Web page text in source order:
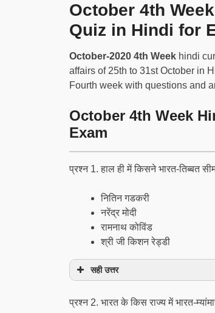
October 4th
Quiz in Hindi for
October-2020 4th Week hindi
affairs of 25th to 31st October in
Fourth week with questions and
October 4th Week
Exam
प्रश्न 1. हाल ही में किसने भारत-तिब्बत
नितिन गडकरी
नरेंद्र मोदी
रामनाथ कोविंड
श्री जी किशन रेड्डी
सही उत्तर
प्रश्न 2. भारत के किस राज्य में भारत-